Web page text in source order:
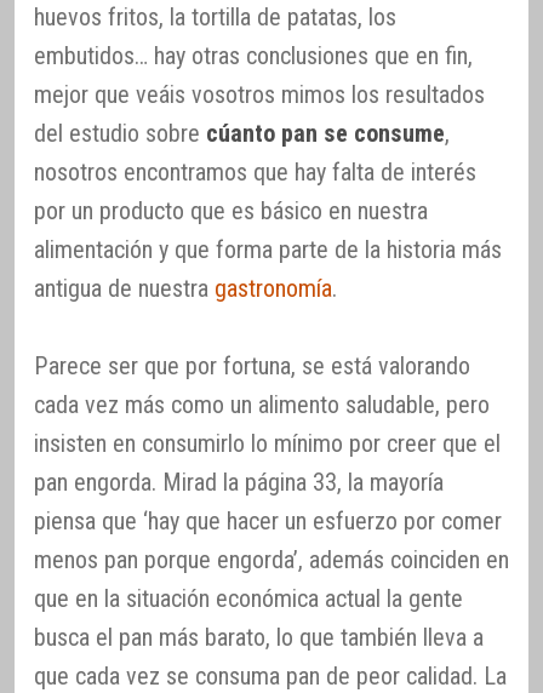
huevos fritos, la tortilla de patatas, los
embutidos… hay otras conclusiones que en fin,
mejor que veáis vosotros mimos los resultados
del estudio sobre cúanto pan se consume,
nosotros encontramos que hay falta de interés
por un producto que es básico en nuestra
alimentación y que forma parte de la historia más
antigua de nuestra gastronomía.
Parece ser que por fortuna, se está valorando
cada vez más como un alimento saludable, pero
insisten en consumirlo lo mínimo por creer que el
pan engorda. Mirad la página 33, la mayoría
piensa que ‘hay que hacer un esfuerzo por comer
menos pan porque engorda’, además coinciden en
que en la situación económica actual la gente
busca el pan más barato, lo que también lleva a
que cada vez se consuma pan de peor calidad. La